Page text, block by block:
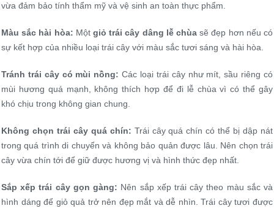
vừa đảm bảo tính thẩm mỹ và vệ sinh an toàn thực phẩm.
Màu sắc hài hòa: Mộtgiỏ trái cây dâng lễ chùa sẽ đẹp hơn nếu có
sự kết hợp của nhiều loại trái cây với màu sắc tươi sáng và hài hòa.
Tránh trái cây có mùi nồng:Các loại trái cây như mít, sầu riêng có
mùi hương quá mạnh, không thích hợp để đi lễ chùa vì có thể gây
khó chịu trong không gian chung.
Không chọn trái cây quá chín: Trái cây quá chín có thể bị dập nát
trong quá trình di chuyển và không bảo quản được lâu. Nên chọn trái
cây vừa chín tới để giữ được hương vị và hình thức đẹp nhất.
Sắp xếp trái cây gọn gàng: Nên sắp xếp trái cây theo màu sắc và
hình dáng để giỏ quả trở nên đẹp mắt và dễ nhìn. Trái cây tươi được